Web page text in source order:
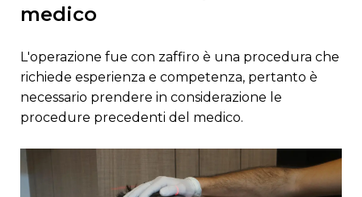
medico
l'operazione fue con zaffiro è una procedura che
richiede esperienza e competenza, pertanto è
necessario prendere in considerazione le
procedure precedenti del medico.